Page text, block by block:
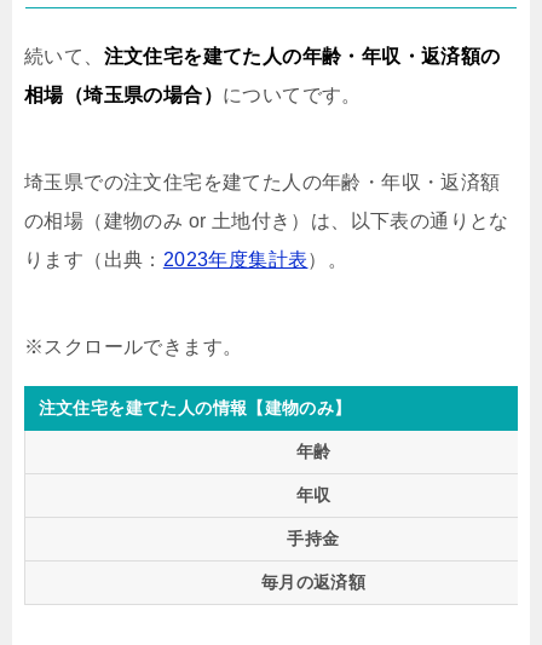
続いて、 注文住宅を建てた人の年齢・年収・返済額の
相場（埼玉県の場合） についてです。
埼玉県での注文住宅を建てた人の年齢・年収・返済額
の相場（建物のみ or 土地付き）は、以下表の通りとな
ります（出典： 2023年度集計表）。
注文住宅を建てた人の情報【建物のみ】
年齢
年収
手持金
毎月の返済額